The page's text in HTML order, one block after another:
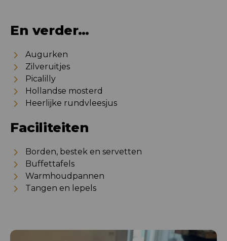
En verder…
Augurken
Zilveruitjes
Picalilly
Hollandse mosterd
Heerlijke rundvleesjus
Faciliteiten
Borden, bestek en servetten
Buffettafels
Warmhoudpannen
Tangen en lepels